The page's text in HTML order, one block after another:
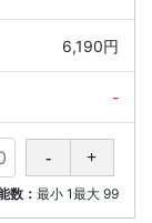
6,190円
-
数： 最小 1最大 99